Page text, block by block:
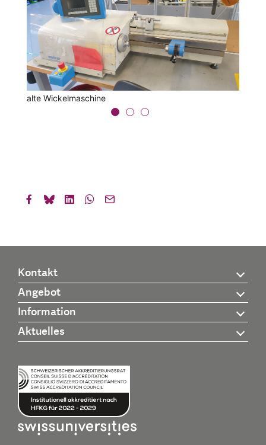
alte Wickelmaschine
Konzept
neue Wickelmaschine
Kontakt
Angebot
Information
Aktuelles